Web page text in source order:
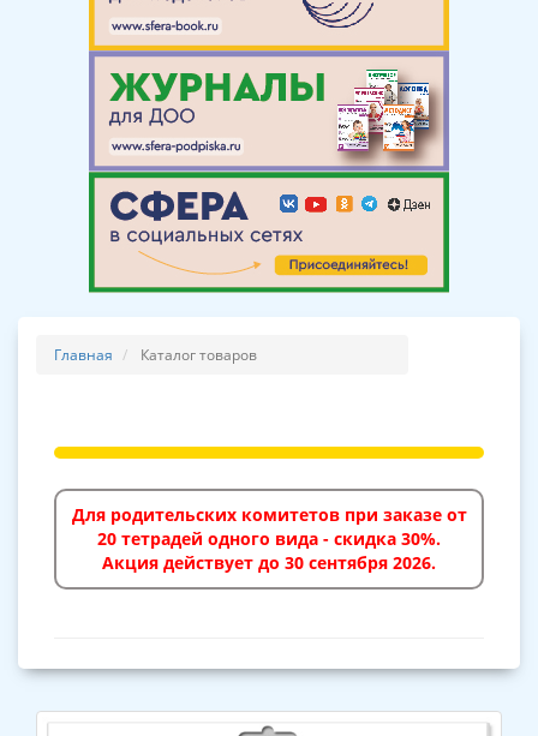
Главная Каталог товаров
Для родительских комитетов при заказе от
20 тетрадей одного вида - скидка 30%.
Акция действует до 30 сентября 2026.